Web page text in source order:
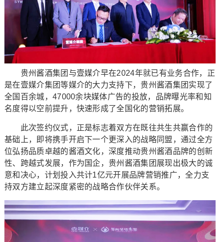
贵州酱酒集团与壹媒介早在2024年就已有业务合作，正
是在壹媒介集团等媒介的大力支持下，贵州酱酒集团实现了
全国百余城，47000余块媒体广告的投放，品牌曝光率和知
名度得以空前提升，快速形成了全国化的营销拓展。
此次签约仪式，正是标志着双方在既往共生共赢合作的
基础上，即将携手开启下一个更深入的战略同盟，通过全方
位弘扬品质卓越的酱酒文化，深度推动贵州酱酒品牌的创新
性、跨越式发展，作为国企，贵州酱酒集团展现出极大的诚
意和决心，计划投入共计1亿元开展品牌营销推广，全力支
持双方建立起深度紧密的战略合作伙伴关系。